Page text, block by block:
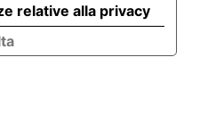
relative alla privacy